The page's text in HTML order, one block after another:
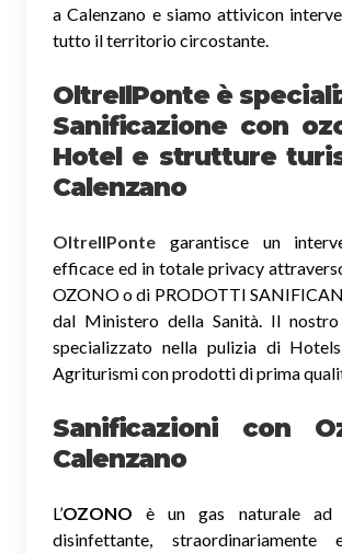
a Calenzano e siamo attivicon
tutto il territorio circostante.
OltreIlPonte è
Sanificazione con
Hotel e strutture
Calenzano
OltreIlPonte garantisce un
efficace ed in totale privacy
OZONO o di PRODOTTI
dal Ministero della Sanità. Il nostro
specializzato nella pulizia di
Agriturismi con prodotti di prima
Sanificazioni con
Calenzano
L’OZONO è un gas naturale ad
disinfettante, straordinariamente